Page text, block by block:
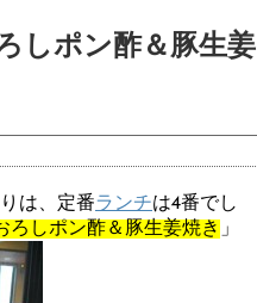
しポン酢＆豚生姜
は、定番ランチは4番でし
ろしポン酢＆豚生姜焼き 」